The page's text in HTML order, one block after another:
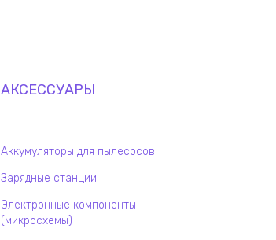
АКСЕССУАРЫ
Аккумуляторы для пылесосов
Зарядные станции
Электронные компоненты
(микросхемы)